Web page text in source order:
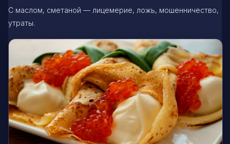
С маслом, сметаной — лицемерие, ложь, мошенничество,
утраты.